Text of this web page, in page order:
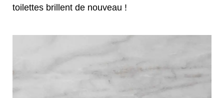
toilettes brillent de nouveau !